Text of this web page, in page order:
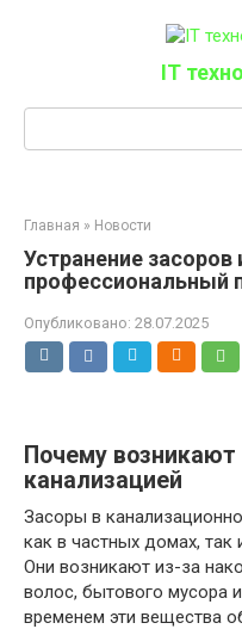
IT
Главная » Новости
Устранение засоров
профессиональный
Опубликовано: 28.07.2025
Почему
канализацией
Засоры в
как в частных домах, так
Они возникают из-за
волос, бытового мусора
временем эти вещества